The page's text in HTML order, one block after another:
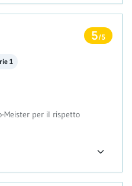
5/5
1
Meister per il rispetto